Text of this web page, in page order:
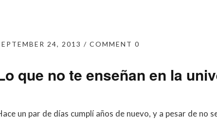
24, 2013 COMMENT 0
que no te enseñan en la
un par de días cumplí años de nuevo, y a pesar de no